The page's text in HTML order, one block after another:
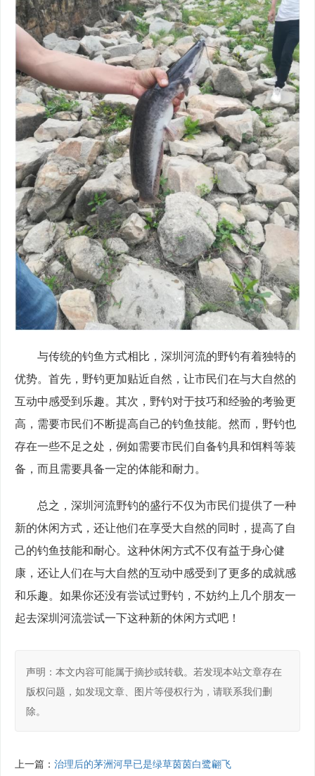
与传统的钓鱼方式相比，深圳河流的野钓有着独特的
优势。首先，野钓更加贴近自然，让市民们在与大自然的
互动中感受到乐趣。其次，野钓对于技巧和经验的考验更
高，需要市民们不断提高自己的钓鱼技能。然而，野钓也
存在一些不足之处，例如需要市民们自备钓具和饵料等装
备，而且需要具备一定的体能和耐力。
总之，深圳河流野钓的盛行不仅为市民们提供了一种
新的休闲方式，还让他们在享受大自然的同时，提高了自
己的钓鱼技能和耐心。这种休闲方式不仅有益于身心健
康，还让人们在与大自然的互动中感受到了更多的成就感
和乐趣。如果你还没有尝试过野钓，不妨约上几个朋友一
起去深圳河流尝试一下这种新的休闲方式吧！
声明：本文内容可能属于摘抄或转载。若发现本站文章存在
版权问题，如发现文章、图片等侵权行为，请联系我们删
除。
上一篇：治理后的茅洲河早已是绿草茵茵白鹭翩飞